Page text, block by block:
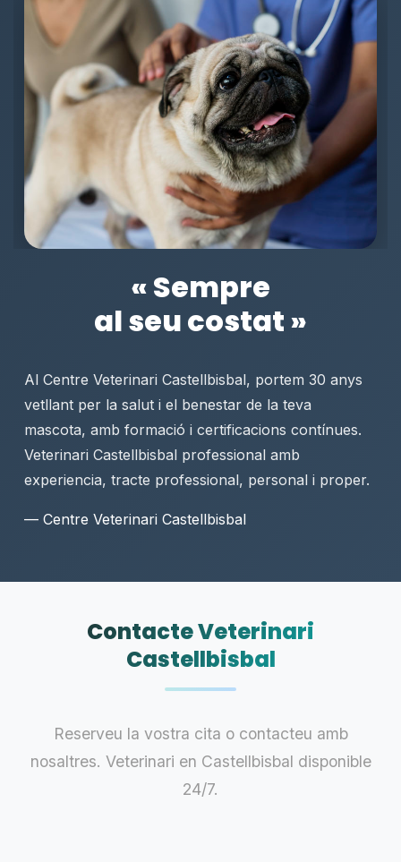
« Sempre
al seu costat »
Al Centre Veterinari Castellbisbal, portem 30 anys
vetllant per la salut i el benestar de la teva
mascota, amb formació i certificacions contínues.
Veterinari Castellbisbal professional amb
experiencia, tracte professional, personal i proper.
— Centre Veterinari Castellbisbal
Contacte Veterinari
Castellbisbal
Reserveu la vostra cita o contacteu amb
nosaltres. Veterinari en Castellbisbal disponible
24/7.